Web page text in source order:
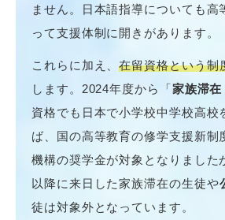
ません。日本語指導についても高
って支援体制に開きがあります。
これらに加え、在留資格という制
します。2024年度から「家族滞在
資格でも日本で小学校中学校高校
ば、国の高等教育の修学支援新制
機構の奨学金が対象となりました
以降に来日した家族滞在の生徒や
徒は対象外となっています。